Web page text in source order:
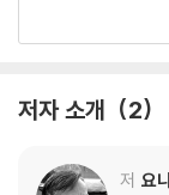
작가의 늦깎이 데뷔
전 세계적으로 1000
자 및 노년층을 염두
커진 12포인트이지
저자 소개 2
저 요